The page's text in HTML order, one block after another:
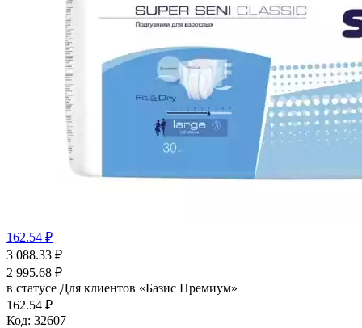
162.54 ₽
3 088.33 ₽
2 995.68 ₽
в статусе Для клиентов «Базис Премиум»
162.54 ₽
Код: 32607